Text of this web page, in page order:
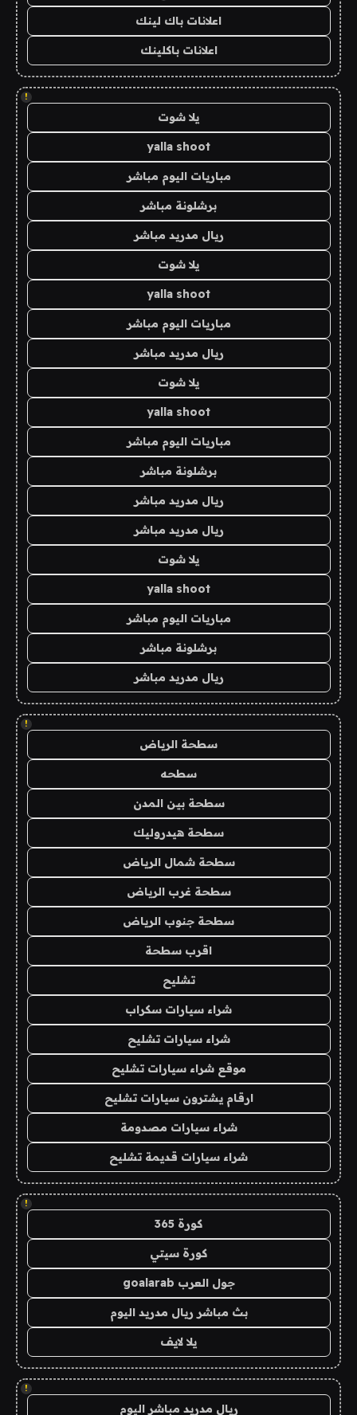
اعلانات باك لينك
اعلانات باكلينك
!
يلا شوت
yalla shoot
مباريات اليوم مباشر
برشلونة مباشر
ريال مدريد مباشر
يلا شوت
yalla shoot
مباريات اليوم مباشر
ريال مدريد مباشر
يلا شوت
yalla shoot
مباريات اليوم مباشر
برشلونة مباشر
ريال مدريد مباشر
ريال مدريد مباشر
يلا شوت
yalla shoot
مباريات اليوم مباشر
برشلونة مباشر
ريال مدريد مباشر
!
سطحة الرياض
سطحه
سطحة بين المدن
سطحة هيدروليك
سطحة شمال الرياض
سطحة غرب الرياض
سطحة جنوب الرياض
اقرب سطحة
تشليح
شراء سيارات سكراب
شراء سيارات تشليح
موقع شراء سيارات تشليح
ارقام يشترون سيارات تشليح
شراء سيارات مصدومة
شراء سيارات قديمة تشليح
!
كورة 365
كورة سيتي
جول العرب goalarab
بث مباشر ريال مدريد اليوم
يلا لايف
!
ريال مدريد مباشر اليوم